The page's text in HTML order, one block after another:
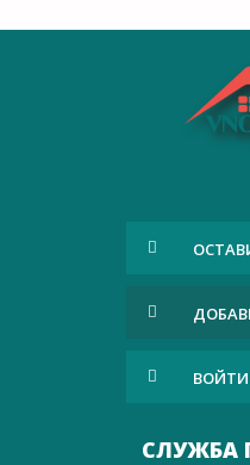
ВОЙТИ
СЛУЖБА